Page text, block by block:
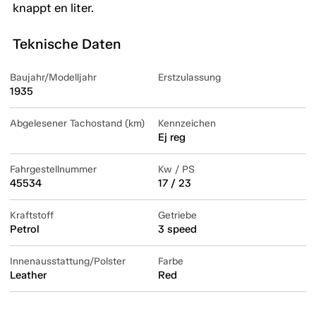
knappt en liter.
Teknische Daten
Baujahr/Modelljahr
1935
Erstzulassung
Abgelesener Tachostand (km) Kennzeichen
Ej reg
Fahrgestellnummer
45534
Kw / PS
17 / 23
Kraftstoff
Petrol
Getriebe
3 speed
Innenausstattung/Polster
Leather
Farbe
Red